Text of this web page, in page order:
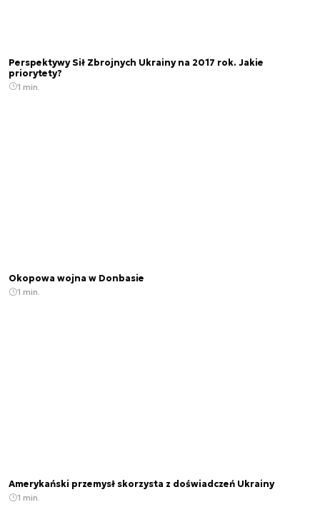
Perspektywy Sił Zbrojnych Ukrainy na 2017 rok. Jakie
priorytety?
1 min.
Okopowa wojna w Donbasie
1 min.
Amerykański przemysł skorzysta z doświadczeń Ukrainy
1 min.